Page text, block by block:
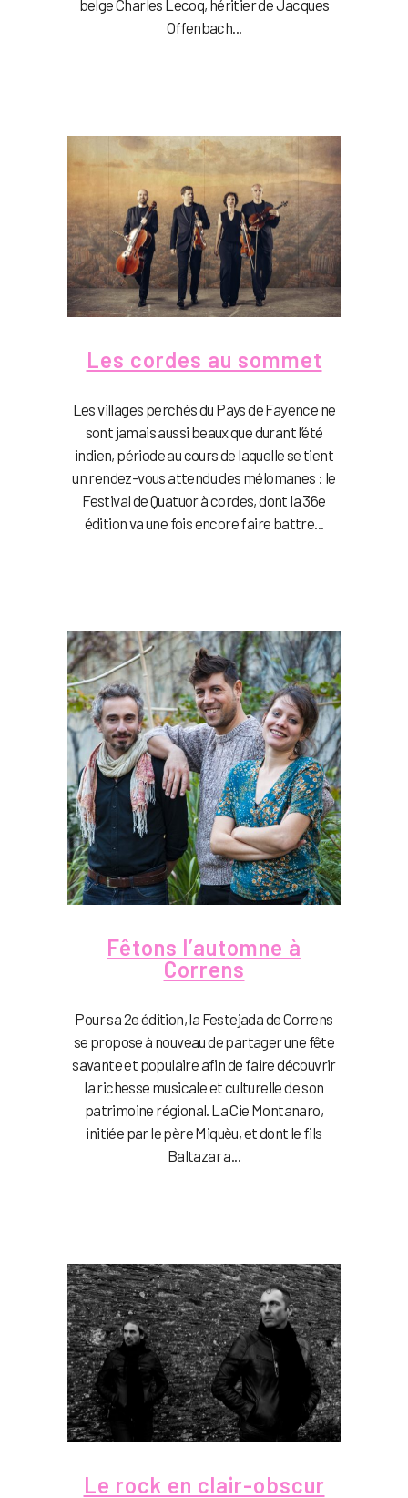
belge Charles Lecoq, héritier de Jacques
Offenbach...
Les cordes au sommet
Les villages perchés du Pays de Fayence ne
sont jamais aussi beaux que durant l’été
indien, période au cours de laquelle se tient
un rendez-vous attendu des mélomanes : le
Festival de Quatuor à cordes, dont la 36e
édition va une fois encore faire battre...
Fêtons l’automne à
Correns
Pour sa 2e édition, la Festejada de Correns
se propose à nouveau de partager une fête
savante et populaire afin de faire découvrir
la richesse musicale et culturelle de son
patrimoine régional. La Cie Montanaro,
initiée par le père Miquèu, et dont le fils
Baltazar a...
Le rock en clair-obscur